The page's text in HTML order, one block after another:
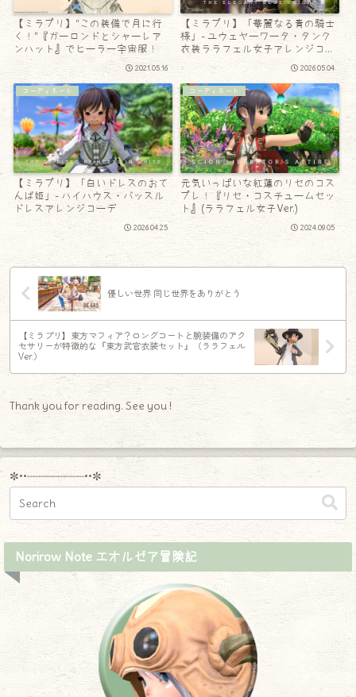
【ミラプリ】“この装備で月に行
く！”『ガーロンドとシャーレア
ンハット』でヒーラー宇宙服！
2021.05.16
【ミラプリ】「華麗なる青の騎士
様」- ユウェヤーワータ・タンク
衣装ララフェル女子アレンジコー
2026.05.04
コーディネート
【ミラプリ】「白いドレスのおて
んば姫」- ハイハウス・バッスル
ドレスアレンジコーデ
2026.04.25
コーディネート
元気いっぱいな紅蓮のリセのコス
プレ！『リセ・コスチュームセッ
ト』(ララフェル女子Ver.)
2024.09.05
優しい世界 同じ世界をありがとう
【ミラプリ】東方マフィア？ロングコートと腕装備のアク
セサリーが特徴的な『東方武官衣装セット』（ララフェル
Ver.）
Thank you for reading. See you !
✼••┈┈┈┈┈┈┈┈┈••✼
Norirow Note エオルゼア冒険記